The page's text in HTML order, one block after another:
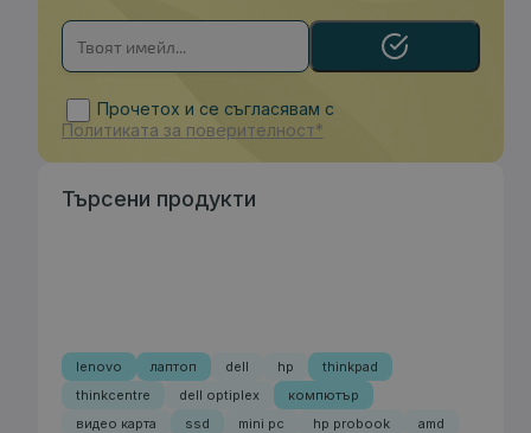
Прочетох и се съгласявам с
Политиката за поверителност*
Търсени продукти
lenovo лаптоп dell hp
thinkpad
thinkcentre
dell optiplex
компютър
видео карта
ssd mini pc hp probook
amd